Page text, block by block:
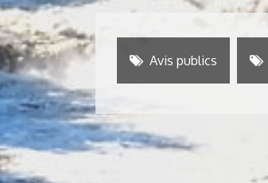
Avis publics